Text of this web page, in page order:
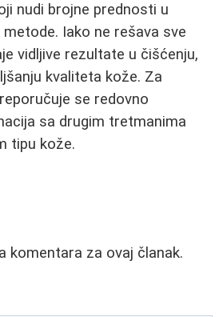
nudi brojne prednosti u
Iako ne rešava sve
vidljive rezultate u čišćenju,
kvaliteta kože. Za
se redovno
sa drugim tretmanima
tipu kože.
komentara za ovaj članak.